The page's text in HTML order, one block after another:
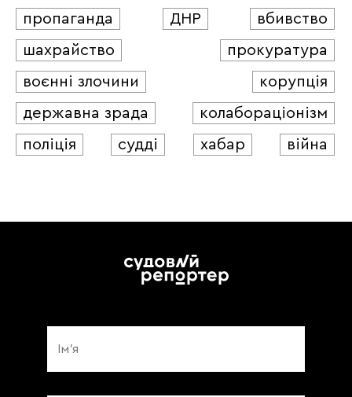
пропаганда
ДНР
вбивство
шахрайство
прокуратура
воєнні злочини
корупція
державна зрада
колабораціонізм
поліція
судді хабар війна